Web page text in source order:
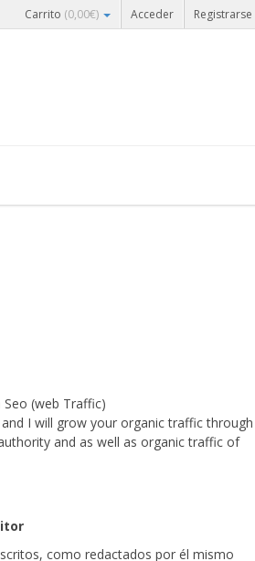
Carrito (0,00€) Acceder Registrarse
(web Traffic)
I will grow your organic traffic through
and as well as organic traffic of
como redactados por él mismo